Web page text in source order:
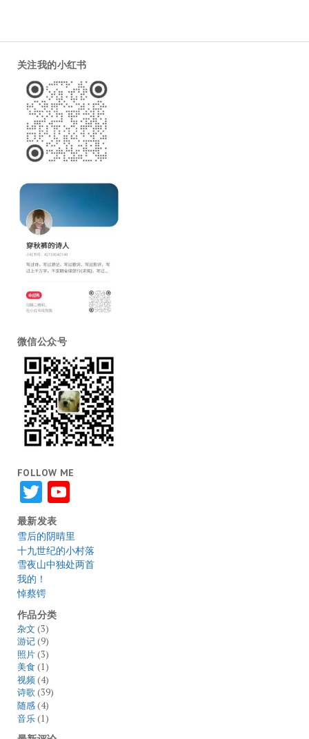
关注我的小红书
微信公众号
FOLLOW ME
TwitterYouTube
最新发表
雪后的阴晴里
十九世纪的小村落
雪夜山中独处两首
我的！
悼蔡锷
作品分类
杂文 (3)
游记(9)
照片(3)
美食 (1)
视频(4)
诗歌(39)
随感(4)
音乐(1)